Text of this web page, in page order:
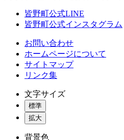
皆野町公式LINE
皆野町公式インスタグラム
お問い合わせ
ホームページについて
サイトマップ
リンク集
文字サイズ
標準
拡大
背景色